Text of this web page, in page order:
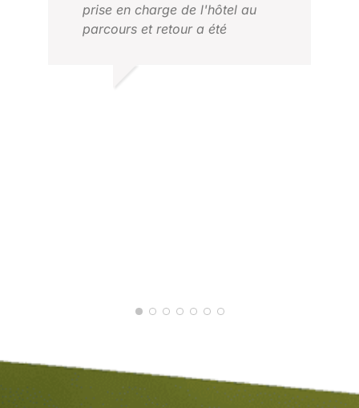
prise en charge de l'hôtel au
parcours et retour a été
ordre. Je recommande vivement